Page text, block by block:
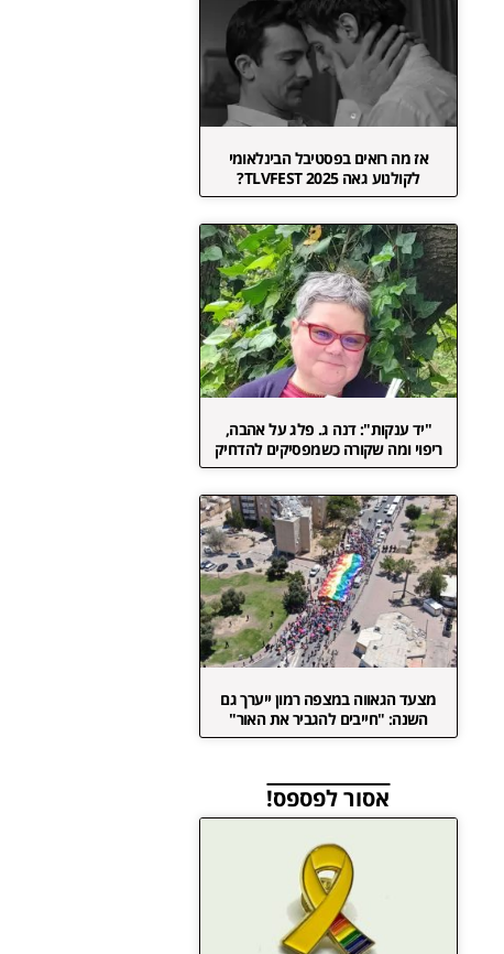
אז מה רואים בפסטיבל הבינלאומי
לקולנוע גאה TLVFEST 2025?
"יד ענקות": דנה ג. פלג על אהבה,
ריפוי ומה שקורה כשמפסיקים להדחיק
מצעד הגאווה במצפה רמון ייערך גם
השנה: "חייבים להגביר את האור"
אסור לפספס!